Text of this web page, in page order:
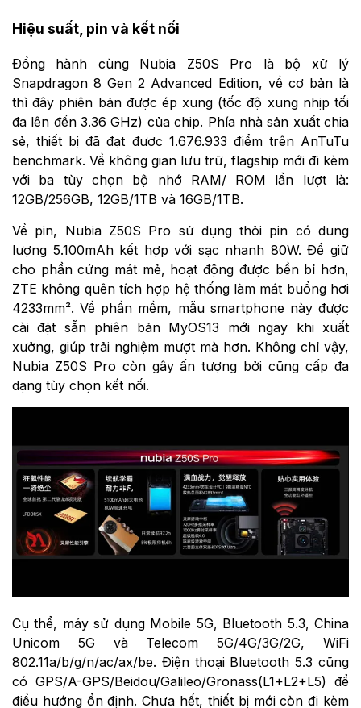
Hiệu suất, pin và kết nối
Đồng hành cùng Nubia Z50S Pro là bộ xử lý
Snapdragon 8 Gen 2 Advanced Edition, về cơ bản là
thì đây phiên bản được ép xung (tốc độ xung nhịp tối
đa lên đến 3.36 GHz) của chip. Phía nhà sản xuất chia
sẻ, thiết bị đã đạt được 1.676.933 điểm trên AnTuTu
benchmark. Về không gian lưu trữ, flagship mới đi kèm
với ba tùy chọn bộ nhớ RAM/ ROM lần lượt là:
12GB/256GB, 12GB/1TB và 16GB/1TB.
Về pin, Nubia Z50S Pro sử dụng thỏi pin có dung
lượng 5.100mAh kết hợp với sạc nhanh 80W. Để giữ
cho phần cứng mát mẻ, hoạt động được bền bỉ hơn,
ZTE không quên tích hợp hệ thống làm mát buồng hơi
4233mm². Về phần mềm, mẫu smartphone này được
cài đặt sẵn phiên bản MyOS13 mới ngay khi xuất
xưởng, giúp trải nghiệm mượt mà hơn. Không chỉ vậy,
Nubia Z50S Pro còn gây ấn tượng bởi cũng cấp đa
dạng tùy chọn kết nối.
Cụ thể, máy sử dụng Mobile 5G, Bluetooth 5.3, China
Unicom 5G và Telecom 5G/4G/3G/2G, WiFi
802.11a/b/g/n/ac/ax/be. Điện thoại Bluetooth 5.3 cũng
có GPS/A-GPS/Beidou/Galileo/Gronass(L1+L2+L5) để
điều hướng ổn định. Chưa hết, thiết bị mới còn đi kèm